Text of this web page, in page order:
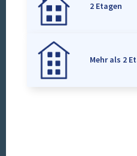
2 Etagen
Mehr als 2